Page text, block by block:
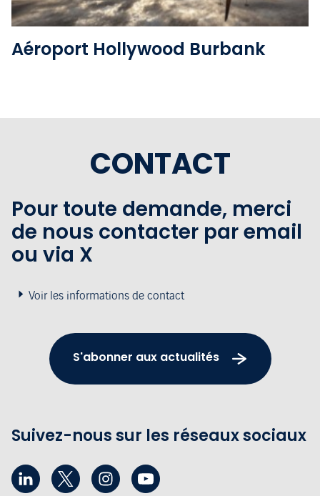
Aéroport Hollywood Burbank
CONTACT
Pour toute demande, merci
de nous contacter par email
ou via X
Voir les informations de contact
S'abonner aux actualités
Suivez-nous sur les réseaux sociaux